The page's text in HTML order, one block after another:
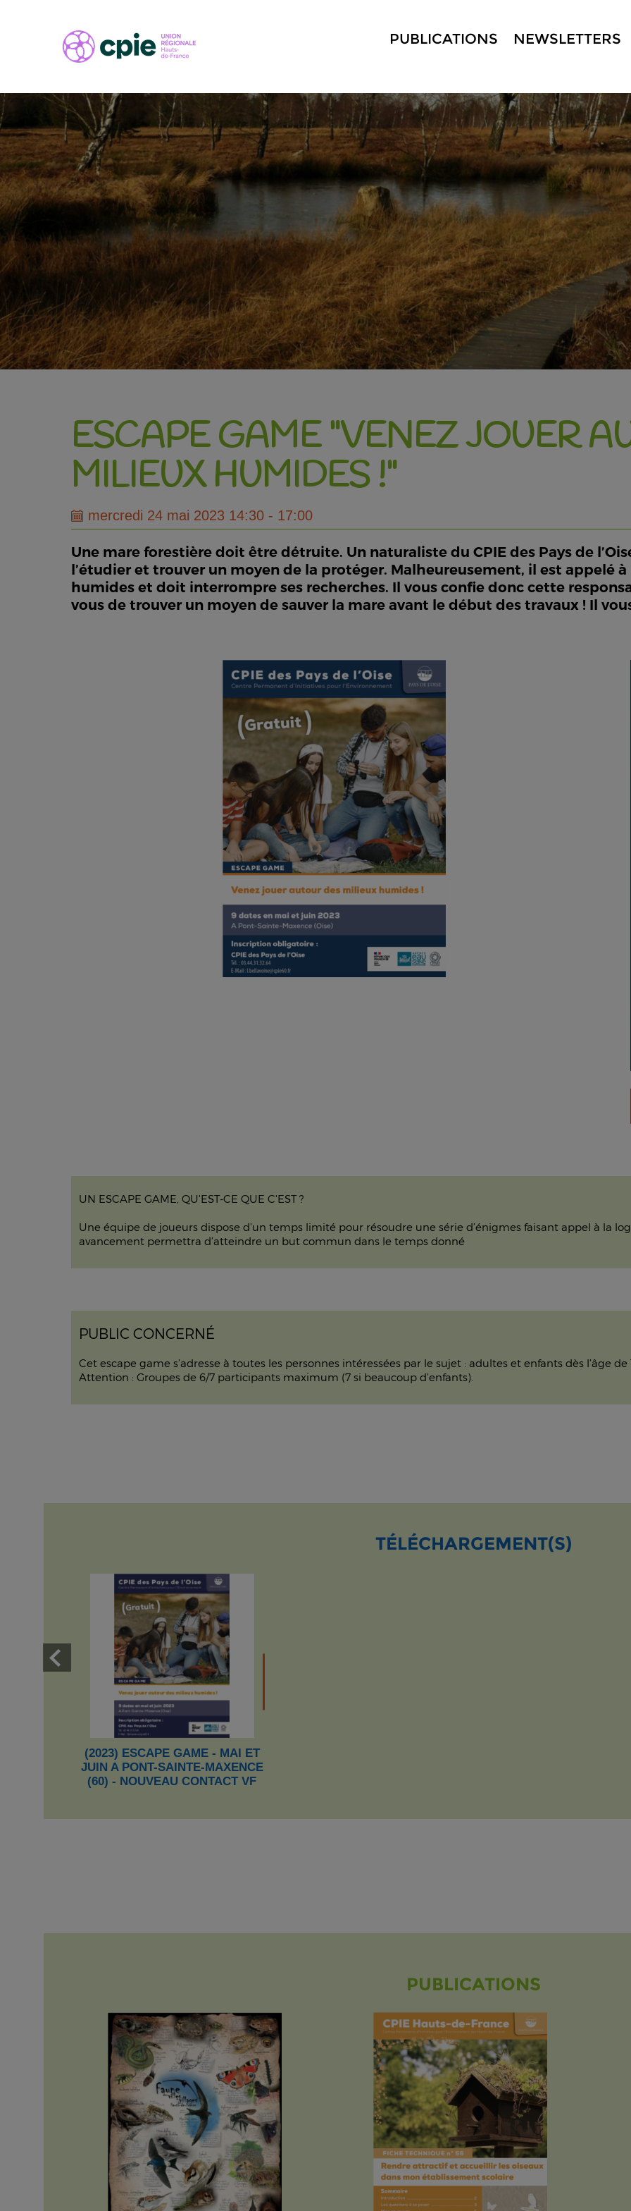
PUBLICATIONS NEWSLETTERS
ESCAPE GAME "VENEZ JOUER
MILIEUX HUMIDES !"
mercredi 24 mai 2023 14:30 - 17:00
Une mare forestière doit être détruite. Un naturaliste du CPIE des Pays de
l’étudier et trouver un moyen de la protéger. Malheureusement, il est appelé
humides et doit interrompre ses recherches. Il vous confie donc cette
vous de trouver un moyen de sauver la mare avant le début des travaux ! Il
UN ESCAPE GAME, QU'EST-CE QUE C'EST ?
Une équipe de joueurs dispose d’un temps limité pour résoudre une série d’énigmes faisant appel à la
avancement permettra d’atteindre un but commun dans le temps donné
PUBLIC CONCERNÉ
Cet escape game s’adresse à toutes les personnes intéressées par le sujet : adultes et enfants dès l’âge
Attention : Groupes de 6/7 participants maximum (7 si beaucoup d’enfants).
TÉLÉCHARGEMENT(S)
(2023) ESCAPE GAME - MAI ET
JUIN A PONT-SAINTE-MAXENCE
(60) - NOUVEAU CONTACT VF
PUBLICATIONS